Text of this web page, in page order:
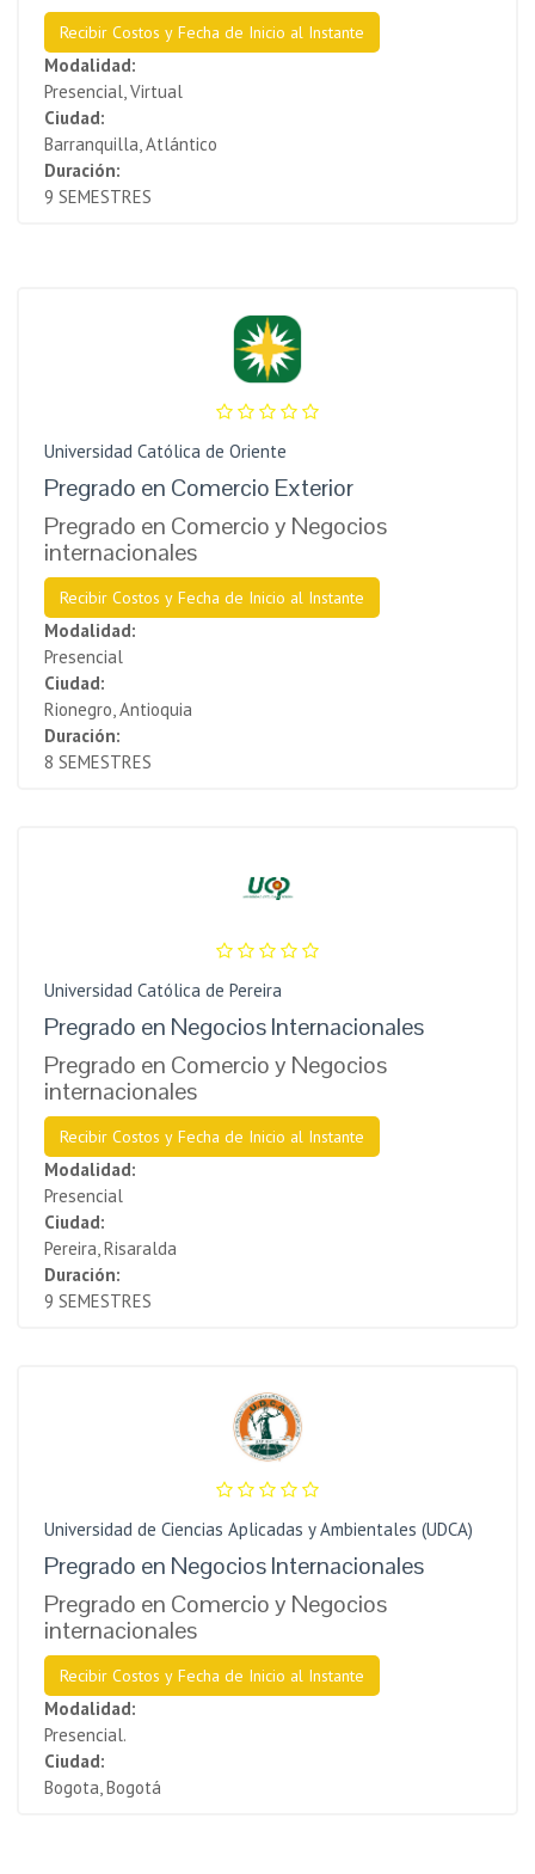
Recibir Costos y Fecha de Inicio al Instante
Modalidad:
Presencial, Virtual
Ciudad:
Barranquilla, Atlántico
Duración:
9 SEMESTRES
Universidad Católica de Oriente
Pregrado en Comercio Exterior
Pregrado en Comercio y Negocios
internacionales
Recibir Costos y Fecha de Inicio al Instante
Modalidad:
Presencial
Ciudad:
Rionegro, Antioquia
Duración:
8 SEMESTRES
Universidad Católica de Pereira
Pregrado en Negocios Internacionales
Pregrado en Comercio y Negocios
internacionales
Recibir Costos y Fecha de Inicio al Instante
Modalidad:
Presencial
Ciudad:
Pereira, Risaralda
Duración:
9 SEMESTRES
Universidad de Ciencias Aplicadas y Ambientales (UDCA)
Pregrado en Negocios Internacionales
Pregrado en Comercio y Negocios
internacionales
Recibir Costos y Fecha de Inicio al Instante
Modalidad:
Presencial.
Ciudad:
Bogota, Bogotá